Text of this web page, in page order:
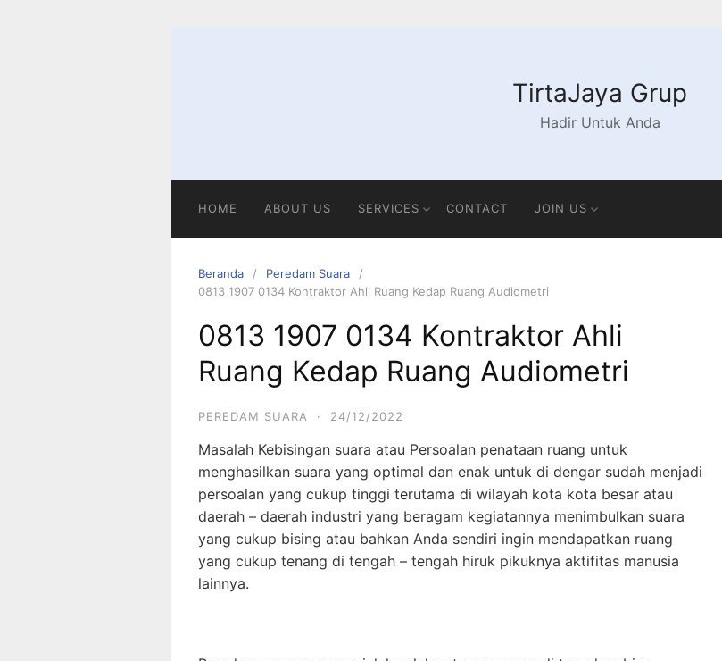
TirtaJaya Grup
Hadir Untuk Anda
HOME ABOUT US SERVICES CONTACT JOIN US
Beranda
Peredam Suara
0813 1907 0134 Kontraktor Ahli Ruang Kedap Ruang Audiometri
0813 1907 0134 Kontraktor Ahli
Ruang Kedap Ruang Audiometri
PEREDAM SUARA · 24/12/2022
Masalah Kebisingan suara atau Persoalan penataan ruang untuk
menghasilkan suara yang optimal dan enak untuk di dengar sudah menjadi
persoalan yang cukup tinggi terutama di wilayah kota kota besar atau
daerah – daerah industri yang beragam kegiatannya menimbulkan suara
yang cukup bising atau bahkan Anda sendiri ingin mendapatkan ruang
yang cukup tenang di tengah – tengah hiruk pikuknya aktifitas manusia
lainnya.